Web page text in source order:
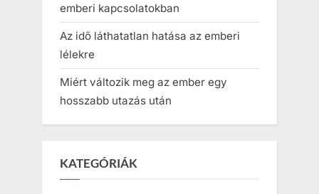
emberi kapcsolatokban
Az idő láthatatlan hatása az emberi
lélekre
Miért változik meg az ember egy
hosszabb utazás után
KATEGÓRIÁK